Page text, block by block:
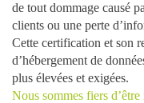
de tout dommage causé
clients ou une perte
Cette certification et son
d’hébergement de
plus élevées et exigées.
Nous sommes fiers